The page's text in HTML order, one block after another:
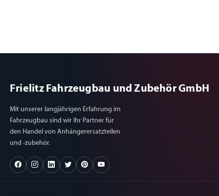
Frielitz Fahrzeugbau und Zubehör GmbH
Mit unserer langjährigen Erfahrung im
Fahrzeugbau sind wir Ihr Partner für
den Handel von Anhängerersatzteilen
und -zubehör.